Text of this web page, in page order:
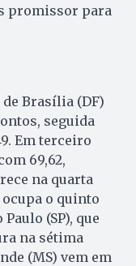
promissor para
Brasília (DF)
seguida
Em terceiro
69,62,
na quarta
ocupa o quinto
(SP), que
na sétima
(MS) vem em